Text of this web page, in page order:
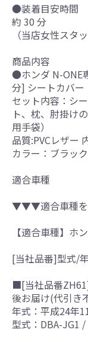
●装着目安時間
約 30 分
（当店女性スタ
商品内容
●ホンダ N-ONE
分] シートカバー
セット内容：シ
ト、枕、肘掛け
用手袋）
品質:PVCレザー
カラー：ブラック
適合車種
▼▼▼適合車種
【適合車種】ホ
[当社品番]型式/
■[当社品番
後お届け(代引き
年式：平成24年
型式：DBA-JG1